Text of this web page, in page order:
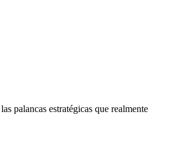
palancas estratégicas que realmente